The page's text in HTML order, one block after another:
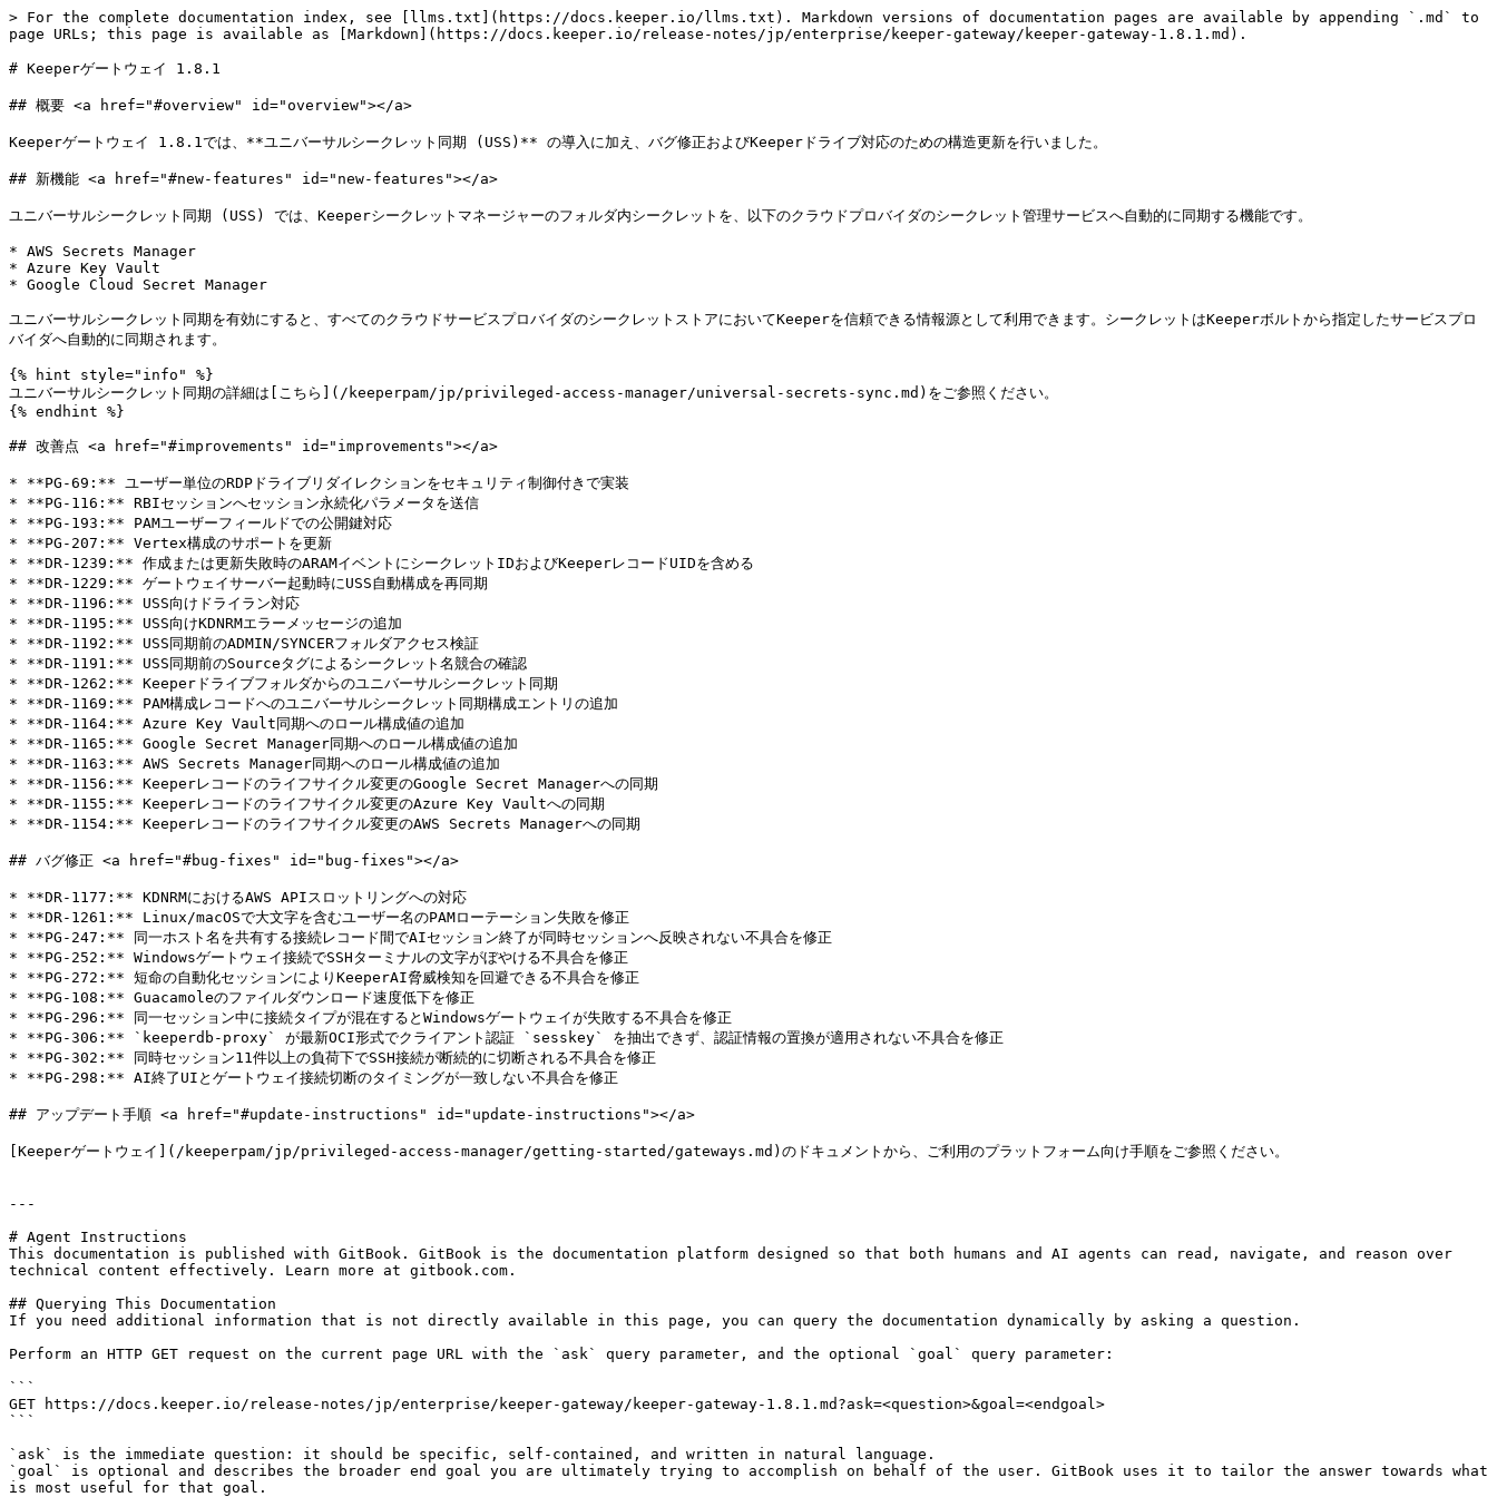
> For the complete documentation index, see [llms.txt](https://docs.keeper.io/llms.txt). Markdown versions of documentation pages are available by appending `.md` to
page URLs; this page is available as [Markdown](https://docs.keeper.io/release-notes/jp/enterprise/keeper-gateway/keeper-gateway-1.8.1.md).
# Keeperゲートウェイ 1.8.1
## 概要 <a href="#overview" id="overview"></a>
Keeperゲートウェイ 1.8.1では、**ユニバーサルシークレット同期 (USS)** の導入に加え、バグ修正およびKeeperドライブ対応のための構造更新を行いました。
## 新機能 <a href="#new-features" id="new-features"></a>
ユニバーサルシークレット同期 (USS) では、Keeperシークレットマネージャーのフォルダ内シークレットを、以下のクラウドプロバイダのシークレット管理サービスへ自動的に同期する機能です。
* AWS Secrets Manager
* Azure Key Vault
* Google Cloud Secret Manager
ユニバーサルシークレット同期を有効にすると、すべてのクラウドサービスプロバイダのシークレットストアにおいてKeeperを信頼できる情報源として利用できます。シークレットはKeeperボルトから指定したサービスプロ
バイダへ自動的に同期されます。
{% hint style="info" %}
ユニバーサルシークレット同期の詳細は[こちら](/keeperpam/jp/privileged-access-manager/universal-secrets-sync.md)をご参照ください。
{% endhint %}
## 改善点 <a href="#improvements" id="improvements"></a>
* **PG-69:** ユーザー単位のRDPドライブリダイレクションをセキュリティ制御付きで実装
* **PG-116:** RBIセッションへセッション永続化パラメータを送信
* **PG-193:** PAMユーザーフィールドでの公開鍵対応
* **PG-207:** Vertex構成のサポートを更新
* **DR-1239:** 作成または更新失敗時のARAMイベントにシークレットIDおよびKeeperレコードUIDを含める
* **DR-1229:** ゲートウェイサーバー起動時にUSS自動構成を再同期
* **DR-1196:** USS向けドライラン対応
* **DR-1195:** USS向けKDNRMエラーメッセージの追加
* **DR-1192:** USS同期前のADMIN/SYNCERフォルダアクセス検証
* **DR-1191:** USS同期前のSourceタグによるシークレット名競合の確認
* **DR-1262:** Keeperドライブフォルダからのユニバーサルシークレット同期
* **DR-1169:** PAM構成レコードへのユニバーサルシークレット同期構成エントリの追加
* **DR-1164:** Azure Key Vault同期へのロール構成値の追加
* **DR-1165:** Google Secret Manager同期へのロール構成値の追加
* **DR-1163:** AWS Secrets Manager同期へのロール構成値の追加
* **DR-1156:** Keeperレコードのライフサイクル変更のGoogle Secret Managerへの同期
* **DR-1155:** Keeperレコードのライフサイクル変更のAzure Key Vaultへの同期
* **DR-1154:** Keeperレコードのライフサイクル変更のAWS Secrets Managerへの同期
## バグ修正 <a href="#bug-fixes" id="bug-fixes"></a>
* **DR-1177:** KDNRMにおけるAWS APIスロットリングへの対応
* **DR-1261:** Linux/macOSで大文字を含むユーザー名のPAMローテーション失敗を修正
* **PG-247:** 同一ホスト名を共有する接続レコード間でAIセッション終了が同時セッションへ反映されない不具合を修正
* **PG-252:** Windowsゲートウェイ接続でSSHターミナルの文字がぼやける不具合を修正
* **PG-272:** 短命の自動化セッションによりKeeperAI脅威検知を回避できる不具合を修正
* **PG-108:** Guacamoleのファイルダウンロード速度低下を修正
* **PG-296:** 同一セッション中に接続タイプが混在するとWindowsゲートウェイが失敗する不具合を修正
* **PG-306:** `keeperdb-proxy` が最新OCI形式でクライアント認証 `sesskey` を抽出できず、認証情報の置換が適用されない不具合を修正
* **PG-302:** 同時セッション11件以上の負荷下でSSH接続が断続的に切断される不具合を修正
* **PG-298:** AI終了UIとゲートウェイ接続切断のタイミングが一致しない不具合を修正
## アップデート手順 <a href="#update-instructions" id="update-instructions"></a>
[Keeperゲートウェイ](/keeperpam/jp/privileged-access-manager/getting-started/gateways.md)のドキュメントから、ご利用のプラットフォーム向け手順をご参照ください。
---
# Agent Instructions
This documentation is published with GitBook. GitBook is the documentation platform designed so that both humans and AI agents can read, navigate, and reason over
technical content effectively. Learn more at gitbook.com.
## Querying This Documentation
If you need additional information that is not directly available in this page, you can query the documentation dynamically by asking a question.
Perform an HTTP GET request on the current page URL with the `ask` query parameter, and the optional `goal` query parameter:
```
GET https://docs.keeper.io/release-notes/jp/enterprise/keeper-gateway/keeper-gateway-1.8.1.md?ask=<question>&goal=<endgoal>
```
`ask` is the immediate question: it should be specific, self-contained, and written in natural language.
`goal` is optional and describes the broader end goal you are ultimately trying to accomplish on behalf of the user. GitBook uses it to tailor the answer towards what
is most useful for that goal.